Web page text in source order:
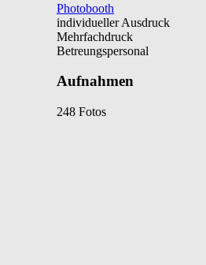
Photobooth
individueller Ausdruck
Mehrfachdruck
Betreungspersonal
Aufnahmen
248 Fotos